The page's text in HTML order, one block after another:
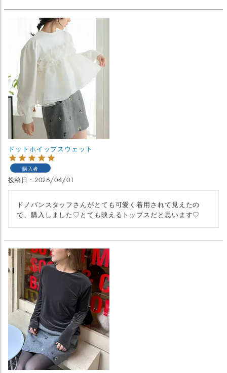
ドットホイップスウェット
購入者
投稿日 2026/04/01
ドノバンスタッフさんがとても可愛く着用されて見えたの
で、購入しました♡とても映えるトップスだと思います♡